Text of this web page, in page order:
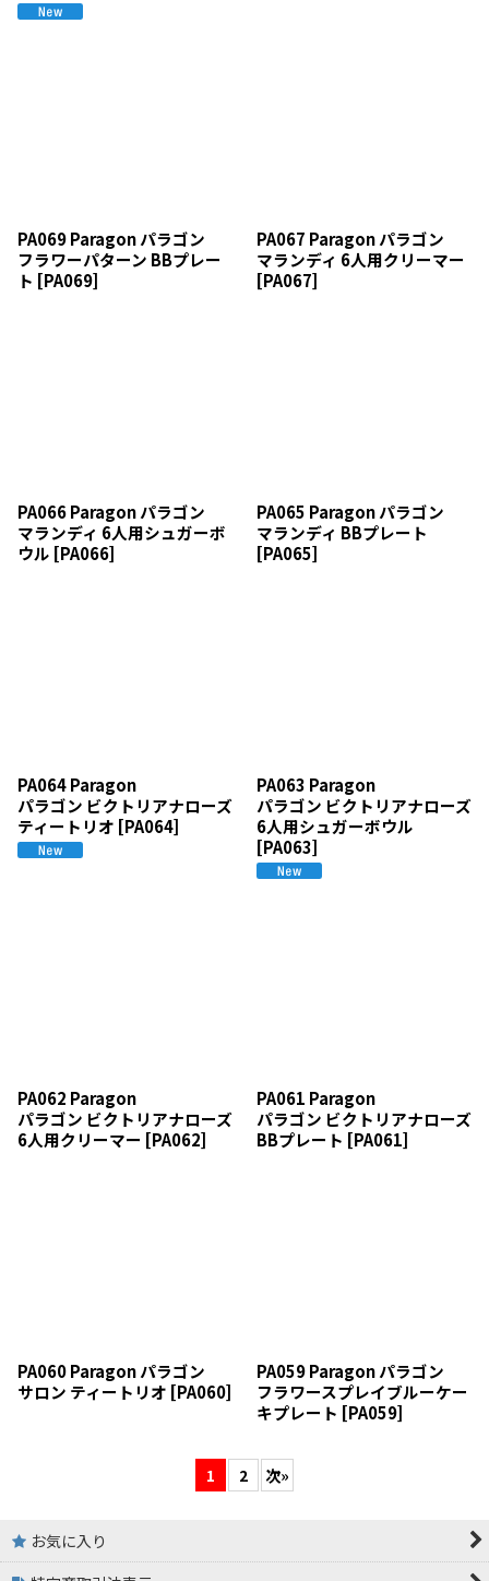
PA069 Paragon パラゴン
フラワーパターン BBプレー
ト [PA069]
PA067 Paragon パラゴン
マランディ 6人用クリーマー
[PA067]
PA066 Paragon パラゴン
マランディ 6人用シュガーボ
ウル [PA066]
PA065 Paragon パラゴン
マランディ BBプレート
[PA065]
PA064 Paragon
パラゴン ビクトリアナローズ
ティートリオ [PA064]
PA063 Paragon
パラゴン ビクトリアナローズ
6人用シュガーボウル
[PA063]
PA062 Paragon
パラゴン ビクトリアナローズ
6人用クリーマー [PA062]
PA061 Paragon
パラゴン ビクトリアナローズ
BBプレート [PA061]
PA060 Paragon パラゴン
サロン ティートリオ [PA060]
PA059 Paragon パラゴン
フラワースプレイブルーケー
キプレート [PA059]
1 2 次»
お気に入り